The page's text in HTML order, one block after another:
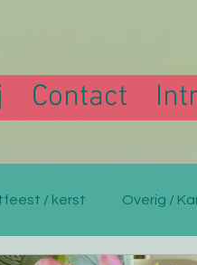
Contact
/ kerst Overig /